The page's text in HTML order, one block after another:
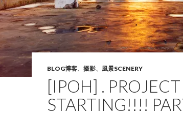
BLOG博客、 摄影、 風景SCENERY
[IPOH] . PROJECT
STARTING!!!!